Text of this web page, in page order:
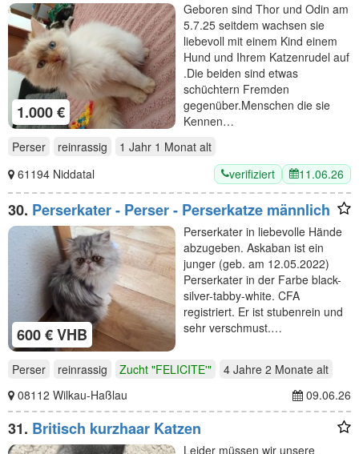
1.000 €
Geboren sind Thor und Odin am
5.7.25 seitdem wachsen sie
liebevoll mit einem Kind einem
Hund und Ihrem Katzenrudel auf
.Die beiden sind etwas
schüchtern Fremden
gegenüber.Menschen die sie
Kennen…
Perser
reinrassig 1 Jahr 1 Monat alt
61194 Niddatal
verifiziert 11.06.26
30. Perserkater - Perser - Perserkatze männlich
600 € VHB
Perserkater in liebevolle Hände
abzugeben. Askaban ist ein
junger (geb. am 12.05.2022)
Perserkater in der Farbe black-
silver-tabby-white. CFA
registriert. Er ist stubenrein und
sehr verschmust.…
Perser reinrassig Zucht "FELICITE'" 4 Jahre 2 Monate alt
08112 Wilkau-Haßlau
09.06.26
31. Britisch kurzhaar Katzen
Leider müssen wir unsere